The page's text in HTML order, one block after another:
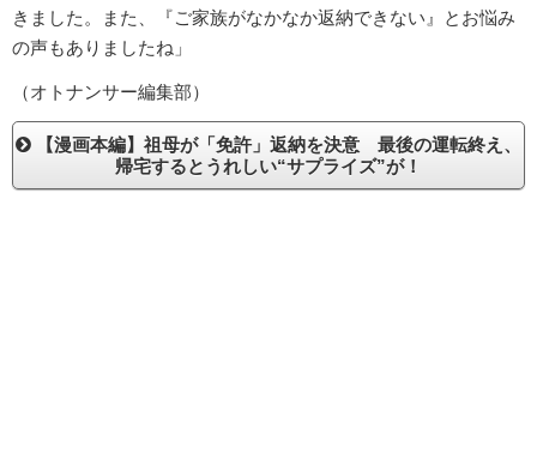
きました。また、『ご家族がなかなか返納できない』とお悩み
の声もありましたね」
（オトナンサー編集部）
【漫画本編】祖母が「免許」返納を決意 最後の運転終え、
帰宅するとうれしい“サプライズ”が！